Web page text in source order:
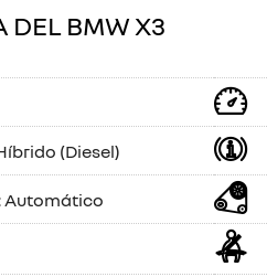
BMW X3
(Diesel)
Automático